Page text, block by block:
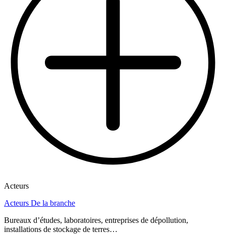
Acteurs
Acteurs De la branche
Bureaux d’études, laboratoires, entreprises de dépollution,
installations de stockage de terres…